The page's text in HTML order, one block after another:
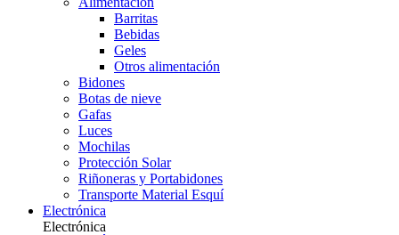
Barritas
Bebidas
Geles
Otros alimentación
Bidones
Botas de nieve
Gafas
Luces
Mochilas
Protección Solar
Riñoneras y Portabidones
Transporte Material Esquí
Electrónica
Electrónica